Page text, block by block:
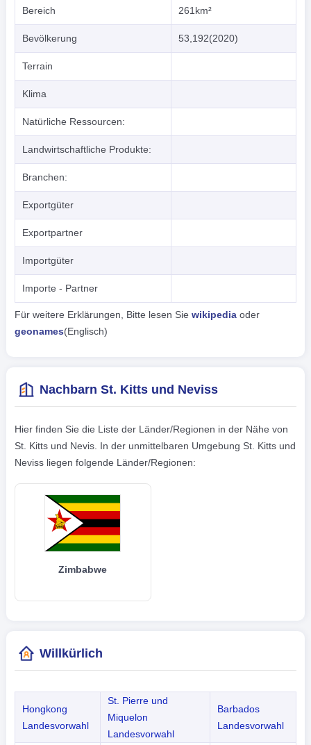
Bereich 261km²
Bevölkerung 53,192(2020)
Terrain
Klima
Natürliche Ressourcen:
Landwirtschaftliche Produkte:
Branchen:
Exportgüter
Exportpartner
Importgüter
Importe - Partner
Für weitere Erklärungen, Bitte lesen Sie wikipediaoder
geonames(Englisch)
Nachbarn St. Kitts und Neviss
Hier finden Sie die Liste der Länder/Regionen in der Nähe von
St. Kitts und Nevis. In der unmittelbaren Umgebung St. Kitts und
Neviss liegen folgende Länder/Regionen:
Zimbabwe
Willkürlich
Hongkong
Landesvorwahl
St. Pierre und
Miquelon
Landesvorwahl
Barbados
Landesvorwahl